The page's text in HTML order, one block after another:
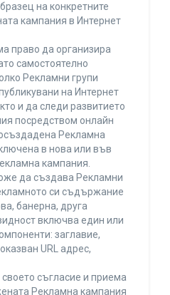
на конкретните
кампания в Интернет
право да организира
самостоятелно
Рекламни групи
на Интернет
и да следи развитието
посредством онлайн
Рекламна
в нова или във
кампания.
да създава Рекламни
си съдържание
банерна, друга
включва един или
заглавие,
URL адрес,
съгласие и приема
Рекламна кампания